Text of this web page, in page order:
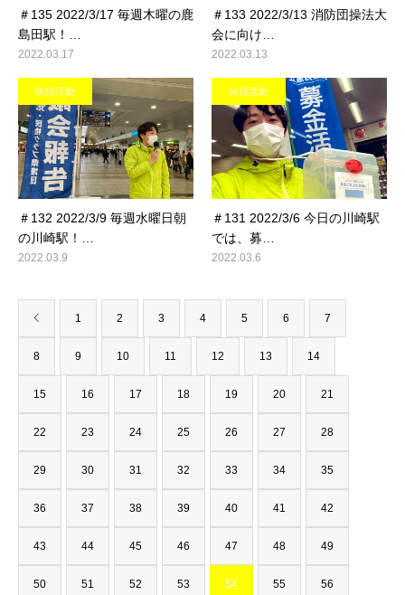
＃135 2022/3/17 毎週木曜の鹿
島田駅！…
2022.03.17
＃133 2022/3/13 消防団操法大
会に向け…
2022.03.13
街頭活動
＃132 2022/3/9 毎週水曜日朝
の川崎駅！…
2022.03.9
街頭活動
＃131 2022/3/6 今日の川崎駅
では、募…
2022.03.6
1 2 3 4 5 6 7
8 9 10 11 12 13 14
15 16 17 18 19 20 21
22 23 24 25 26 27 28
29 30 31 32 33 34 35
36 37 38 39 40 41 42
43 44 45 46 47 48 49
50 51 52 53 54 55 56